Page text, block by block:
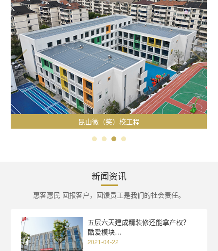
昆山微（笑）校工程
新闻资讯
惠客惠民 回报客户，回馈员工是我们的社会责任。
五层六天建成精装修还能拿产权？
酷爱模块…
2021-04-22